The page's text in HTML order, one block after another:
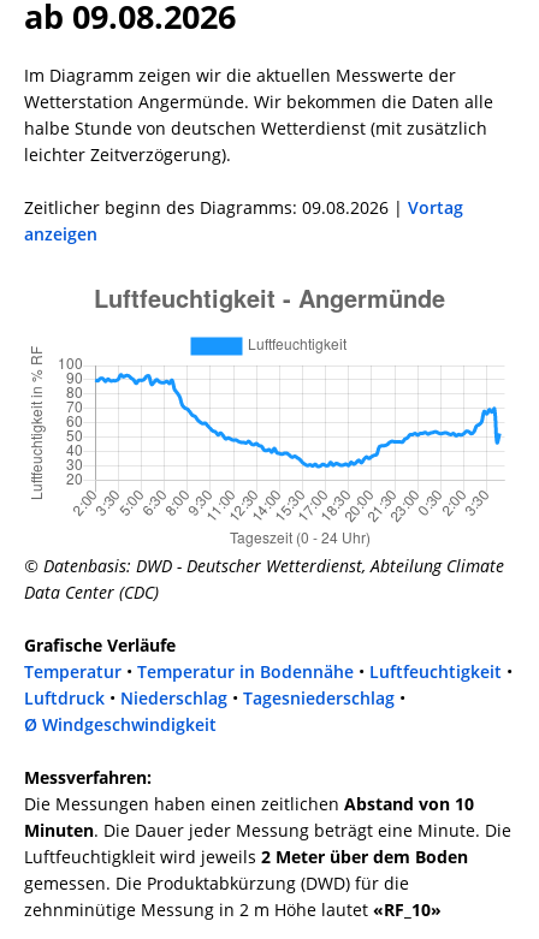
ab 09.08.2026
Im Diagramm zeigen wir die aktuellen Messwerte der
Wetterstation Angermünde. Wir bekommen die Daten alle
halbe Stunde von deutschen Wetterdienst (mit zusätzlich
leichter Zeitverzögerung).
Zeitlicher beginn des Diagramms: 09.08.2026 | Vortag
anzeigen
© Datenbasis: DWD - Deutscher Wetterdienst, Abteilung Climate
Data Center (CDC)
Grafische Verläufe
Temperatur • Temperatur in Bodennähe • Luftfeuchtigkeit •
Luftdruck • Niederschlag • Tagesniederschlag •
Ø Windgeschwindigkeit
Messverfahren:
Die Messungen haben einen zeitlichen Abstand von 10
Minuten. Die Dauer jeder Messung beträgt eine Minute. Die
Luftfeuchtigkleit wird jeweils 2 Meter über dem Boden
gemessen. Die Produktabkürzung (DWD) für die
zehnminütige Messung in 2 m Höhe lautet «RF_10»